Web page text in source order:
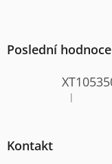
Poslední
|
Kontakt